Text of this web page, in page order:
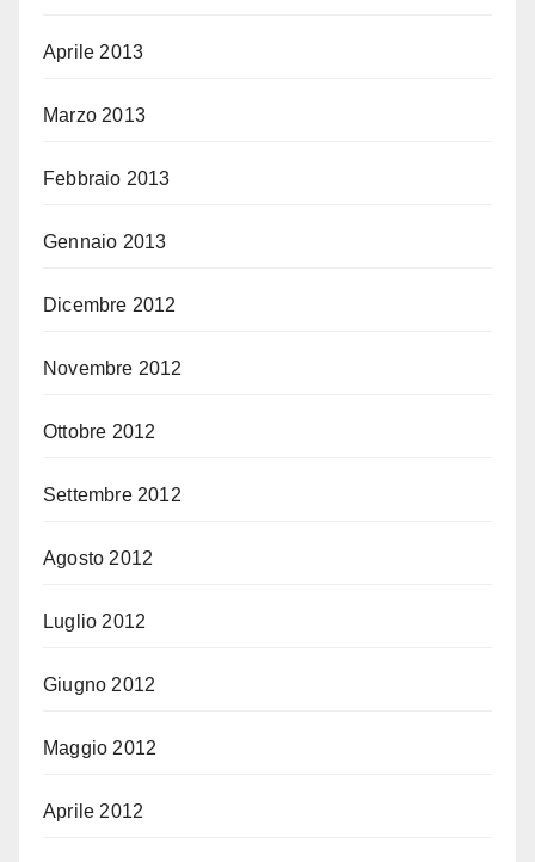
Aprile 2013
Marzo 2013
Febbraio 2013
Gennaio 2013
Dicembre 2012
Novembre 2012
Ottobre 2012
Settembre 2012
Agosto 2012
Luglio 2012
Giugno 2012
Maggio 2012
Aprile 2012